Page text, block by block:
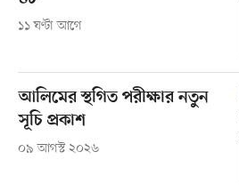
১১ ঘণ্টা আগে
আলিমের স্থগিত পরীক্ষার নতুন
সূচি প্রকাশ
০৯ আগস্ট ২০২৬